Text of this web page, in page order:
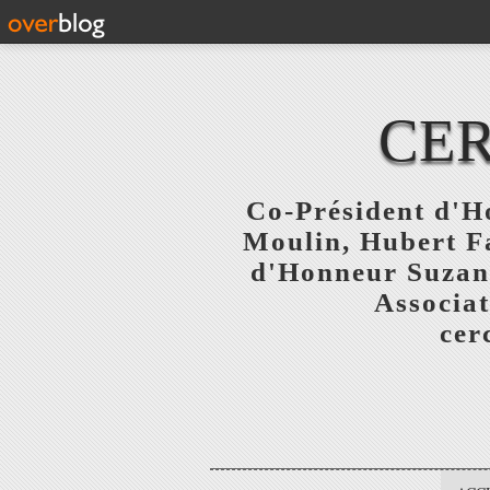
Co-Président
Moulin, Hubert
d'Honneur